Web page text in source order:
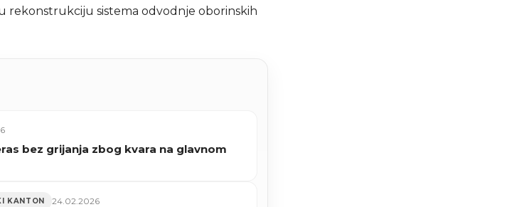
rekonstrukciju sistema odvodnje oborinskih
bez grijanja zbog kvara na glavnom
KANTON 24.02.2026